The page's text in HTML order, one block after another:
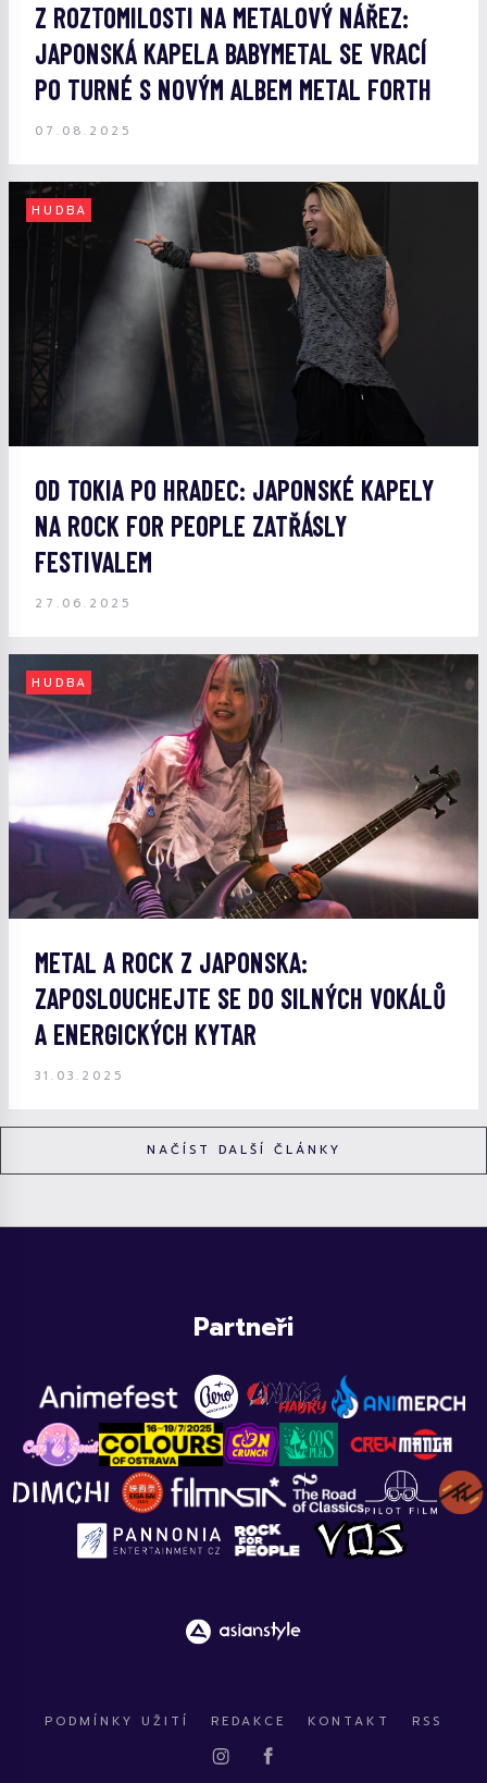
Z ROZTOMILOSTI NA METALOVÝ NÁŘEZ:
JAPONSKÁ KAPELA BABYMETAL SE VRACÍ
PO TURNÉ S NOVÝM ALBEM METAL FORTH
07.08.2025
HUDBA
OD TOKIA PO HRADEC: JAPONSKÉ KAPELY
NA ROCK FOR PEOPLE ZATŘÁSLY
FESTIVALEM
27.06.2025
HUDBA
METAL A ROCK Z JAPONSKA:
ZAPOSLOUCHEJTE SE DO SILNÝCH VOKÁLŮ
A ENERGICKÝCH KYTAR
31.03.2025
NAČÍST DALŠÍ ČLÁNKY
Partneři
PODMÍNKY UŽITÍ REDAKCE KONTAKT RSS